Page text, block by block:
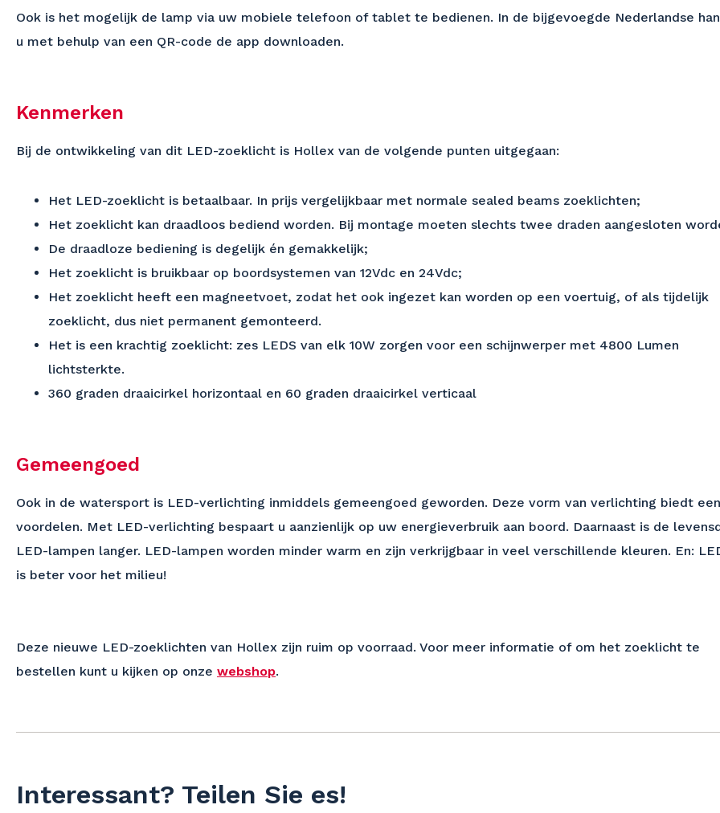
Ook is het mogelijk de lamp via uw mobiele telefoon of tablet te bedienen. In de bijgevoegde Nederlandse
u met behulp van een QR-code de app downloaden.
Kenmerken
Bij de ontwikkeling van dit LED-zoeklicht is Hollex van de volgende punten uitgegaan:
Het LED-zoeklicht is betaalbaar. In prijs vergelijkbaar met normale sealed beams zoeklichten;
Het zoeklicht kan draadloos bediend worden. Bij montage moeten slechts twee draden aangesloten
De draadloze bediening is degelijk én gemakkelijk;
Het zoeklicht is bruikbaar op boordsystemen van 12Vdc en 24Vdc;
Het zoeklicht heeft een magneetvoet, zodat het ook ingezet kan worden op een voertuig, of als tijdelijk
zoeklicht, dus niet permanent gemonteerd.
Het is een krachtig zoeklicht: zes LEDS van elk 10W zorgen voor een schijnwerper met 4800 Lumen
lichtsterkte.
360 graden draaicirkel horizontaal en 60 graden draaicirkel verticaal
Gemeengoed
Ook in de watersport is LED-verlichting inmiddels gemeengoed geworden. Deze vorm van verlichting biedt
voordelen. Met LED-verlichting bespaart u aanzienlijk op uw energieverbruik aan boord. Daarnaast is de
LED-lampen langer. LED-lampen worden minder warm en zijn verkrijgbaar in veel verschillende kleuren. En:
is beter voor het milieu!
Deze nieuwe LED-zoeklichten van Hollex zijn ruim op voorraad. Voor meer informatie of om het zoeklicht te
bestellen kunt u kijken op onze webshop.
Interessant? Teilen Sie es!